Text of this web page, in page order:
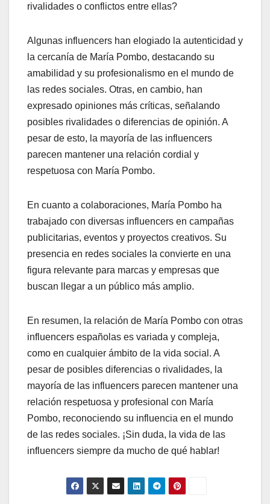
rivalidades o conflictos entre ellas?
Algunas influencers han elogiado la autenticidad y
la cercanía de María Pombo, destacando su
amabilidad y su profesionalismo en el mundo de
las redes sociales. Otras, en cambio, han
expresado opiniones más críticas, señalando
posibles rivalidades o diferencias de opinión. A
pesar de esto, la mayoría de las influencers
parecen mantener una relación cordial y
respetuosa con María Pombo.
En cuanto a colaboraciones, María Pombo ha
trabajado con diversas influencers en campañas
publicitarias, eventos y proyectos creativos. Su
presencia en redes sociales la convierte en una
figura relevante para marcas y empresas que
buscan llegar a un público más amplio.
En resumen, la relación de María Pombo con otras
influencers españolas es variada y compleja,
como en cualquier ámbito de la vida social. A
pesar de posibles diferencias o rivalidades, la
mayoría de las influencers parecen mantener una
relación respetuosa y profesional con María
Pombo, reconociendo su influencia en el mundo
de las redes sociales. ¡Sin duda, la vida de las
influencers siempre da mucho de qué hablar!